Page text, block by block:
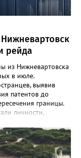
рейда
из Нижневартовска
в июле.
выявив
патентов до
границы.
личности,
законности
Все нарушения